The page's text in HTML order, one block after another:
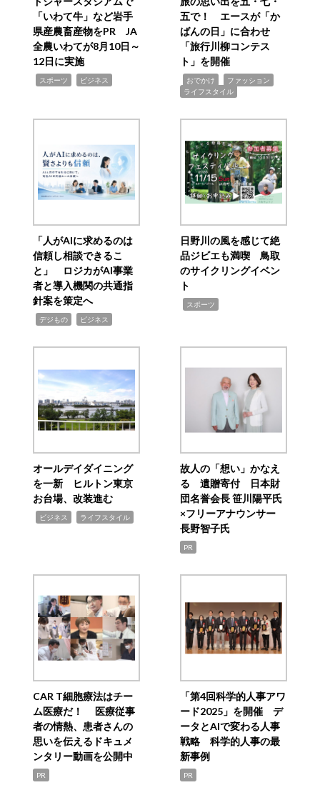
「いわて牛」など岩手
県産農畜産物をPR JA
全農いわてが8月10日～
12日に実施
スポーツ ビジネス
五で！ エースが「か
ばんの日」に合わせ
「旅行川柳コンテス
ト」を開催
おでかけ ファッション
ライフスタイル
「人がAIに求めるのは
信頼し相談できるこ
と」 ロジカがAI事業
者と導入機関の共通指
針案を策定へ
デジもの ビジネス
日野川の風を感じて絶
品ジビエも満喫 鳥取
のサイクリングイベン
ト
スポーツ
オールデイダイニング
を一新 ヒルトン東京
お台場、改装進む
ビジネス ライフスタイル
故人の「想い」かなえ
る 遺贈寄付 日本財
団名誉会長 笹川陽平氏
×フリーアナウンサー
長野智子氏
PR
CAR T細胞療法はチー
ム医療だ！ 医療従事
者の情熱、患者さんの
思いを伝えるドキュメ
ンタリー動画を公開中
PR
「第4回科学的人事アワ
ード2025」を開催 デ
ータとAIで変わる人事
戦略 科学的人事の最
新事例
PR